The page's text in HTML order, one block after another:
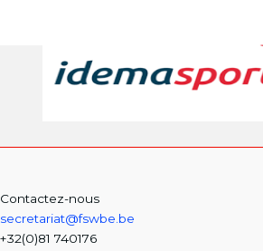
Contactez-nous
secretariat@fswbe.be
+32(0)81 740176